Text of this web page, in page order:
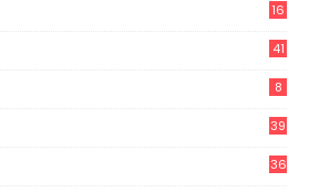
16
41
8
39
36